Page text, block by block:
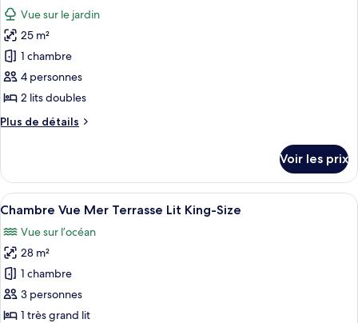
King-
Size
chambre
Chambre
Supérieure
Lit
King-
Size
les
photos
pour
ce
type
chambre :
2
Lits
Vue sur le jardin
25 m²
1 chambre
4 personnes
2 lits doubles
Plus de détails
Plus
le
type
de
Chambre
Supérieure
2
Lits
Doubles
Voir les prix
Afficher
toutes
les
photos
pour
ce
type
Une terrasse avec deux chaises
3
Chambre Vue Mer Terrasse Lit King-Size
Vue sur l’océan
28 m²
1 chambre
3 personnes
1 très grand lit